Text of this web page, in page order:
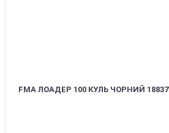
FMA ЛОАДЕР 100 КУЛЬ ЧОРНИЙ 18837